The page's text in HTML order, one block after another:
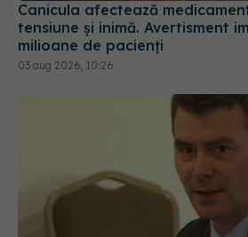
Canicula afectează
tensiune și inimă. Avertisment
milioane de pacienți
03 aug 2026, 10:26